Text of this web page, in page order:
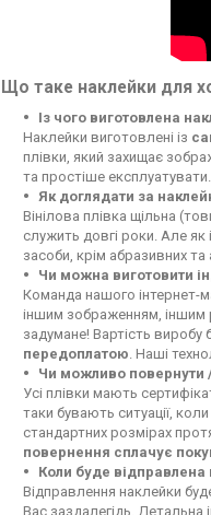
Що таке наклейки для
Із чого виготовлена
Наклейки виготовлені із
плівки, який захищає
та простіше
Як доглядати за
Вінілова плівка щільна
служить довгі роки. Але
засоби, крім абразивних та
Чи можна виготовити
Команда нашого інтернет-
іншим зображенням, іншим
задумане! Вартість виробу
передоплатою . Наші
Чи можливо повернути
Усі плівки мають
таки бувають ситуації,
стандартних розмірах
повернення сплачує
Коли буде відправлена
Відправлення наклейки
Вас заздалегідь. Детальна